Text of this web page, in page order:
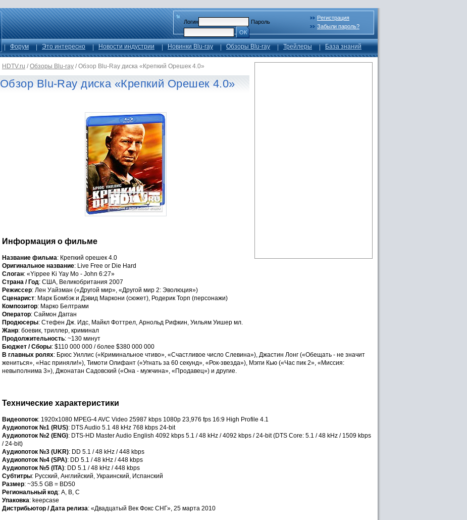
Логин
Пароль
ОК
Регистрация
Забыли пароль?
Форум Это интересно Новости индустрии Новинки Blu-ray Обзоры Blu-ray Трейлеры База знаний
HDTV.ru / Обзоры Blu-ray / Обзор Blu-Ray диска «Крепкий Орешек 4.0»
Обзор Blu-Ray диска «Крепкий Орешек 4.0»
Информация о фильме
Название фильма: Крепкий орешек 4.0
Оригинальное название: Live Free or Die Hard
Слоган: «Yippee Ki Yay Mo - John 6:27»
Страна / Год: США, Великобритания 2007
Режиссер: Лен Уайзман («Другой мир», «Другой мир 2: Эволюция»)
Сценарист: Марк Бомбэк и Дэвид Маркони (сюжет), Родерик Торп (персонажи)
Композитор: Марко Белтрами
Оператор: Саймон Дагган
Продюсеры: Стефен Дж. Идс, Майкл Фоттрел, Арнольд Рифкин, Уильям Уишер мл.
Жанр: боевик, триллер, криминал
Продолжительность: ~130 минут
Бюджет / Сборы: $110 000 000 / более $380 000 000
В главных ролях: Брюс Уиллис («Криминальное чтиво», «Счастливое число Слевина»), Джастин Лонг («Обещать - не значит
жениться», «Нас приняли!»), Тимоти Олифант («Угнать за 60 секунд», «Рок-звезда»), Мэгги Кью («Час пик 2», «Миссия:
невыполнима 3»), Джонатан Садовский («Она - мужчина», «Продавец») и другие.
Технические характеристики
Видеопоток: 1920х1080 MPEG-4 AVC Video 25987 kbps 1080p 23,976 fps 16:9 High Profile 4.1
Аудиопоток №1 (RUS): DTS Audio 5.1 48 kHz 768 kbps 24-bit
Аудиопоток №2 (ENG): DTS-HD Master Audio English 4092 kbps 5.1 / 48 kHz / 4092 kbps / 24-bit (DTS Core: 5.1 / 48 kHz / 1509 kbps
/ 24-bit)
Аудиопоток №3 (UKR): DD 5.1 / 48 kHz / 448 kbps
Аудиопоток №4 (SPA): DD 5.1 / 48 kHz / 448 kbps
Аудиопоток №5 (ITA): DD 5.1 / 48 kHz / 448 kbps
Субтитры: Русский, Английский, Украинский, Испанский
Размер: ~35.5 GB = BD50
Региональный код: А, B, С
Упаковка: keepcase
Дистрибьютор / Дата релиза: «Двадцатый Век Фокс СНГ», 25 марта 2010